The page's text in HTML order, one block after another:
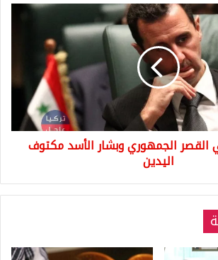
القصر الجمهوري وبشار الأسد مكتوف
اليدين